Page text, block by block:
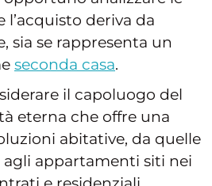
l’acquisto deriva da
sia se rappresenta un
seconda casa.
il capoluogo del
eterna che offre una
abitative, da quelle
appartamenti siti nei